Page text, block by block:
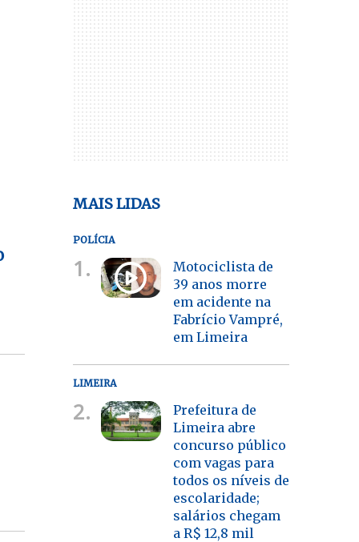
MAIS LIDAS
POLÍCIA
1.
Motociclista de
39 anos morre
em acidente na
Fabrício Vampré,
em Limeira
LIMEIRA
2.
Prefeitura de
Limeira abre
concurso público
com vagas para
todos os níveis de
escolaridade;
salários chegam
a R$ 12,8 mil